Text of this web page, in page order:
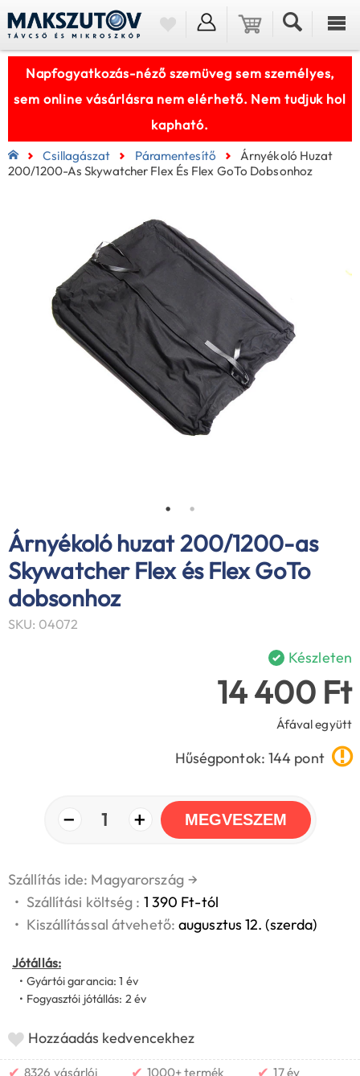
Napfogyatkozás-néző szemüveg sem személyes,
sem online vásárlásra nem elérhető. Nem tudjuk hol
kapható.
Csillagászat Páramentesítő
Árnyékoló Huzat
200/1200-As Skywatcher Flex És Flex GoTo Dobsonhoz
Árnyékoló huzat 200/1200-as
Skywatcher Flex és Flex GoTo
dobsonhoz
SKU: 04072
Készleten
14 400 Ft
Áfával együtt
Hűségpontok: 144 pont
− 1 + MEGVESZEM
Szállítás ide: Magyarország →
• Szállítási költség : 1 390 Ft-tól
• Kiszállítással átvehető:augusztus 12. (szerda)
Jótállás:
• Gyártói garancia: 1 év
• Fogyasztói jótállás: 2 év
Hozzáadás kedvencekhez
✔ 8326 vásárlói
✔ 1000+ termék
✔ 17 év